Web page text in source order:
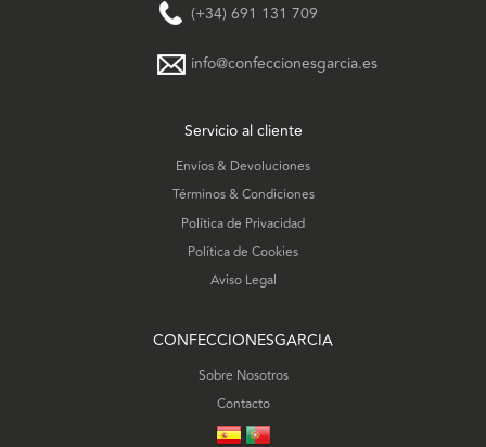
(+34) 691 131 709
info@confeccionesgarcia.es
Servicio al cliente
Envíos & Devoluciones
Términos & Condiciones
Política de Privacidad
Política de Cookies
Aviso Legal
CONFECCIONESGARCIA
Sobre Nosotros
Contacto